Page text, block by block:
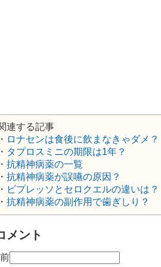
連する記事
ロナセンは食後に飲まなきゃダメ？
タプロスミニの期限は1年？
抗精神病薬の一覧
抗精神病薬が誤嚥の原因？
ビプレッソとセロクエルの違いは？
抗精神病薬の副作用で歯ぎしり？
メント